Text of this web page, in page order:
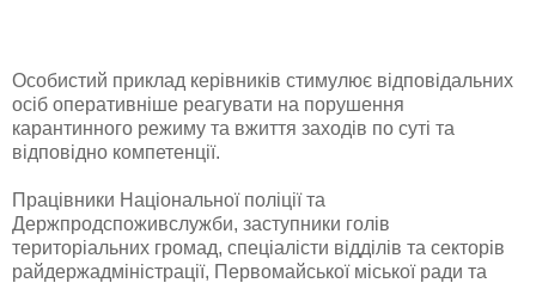
Особистий приклад керівників стимулює відповідальних
осіб оперативніше реагувати на порушення
карантинного режиму та вжиття заходів по суті та
відповідно компетенції.
Працівники Національної поліції та
Держпродспоживслужби, заступники голів
територіальних громад, спеціалісти відділів та секторів
райдержадміністрації, Первомайської міської ради та